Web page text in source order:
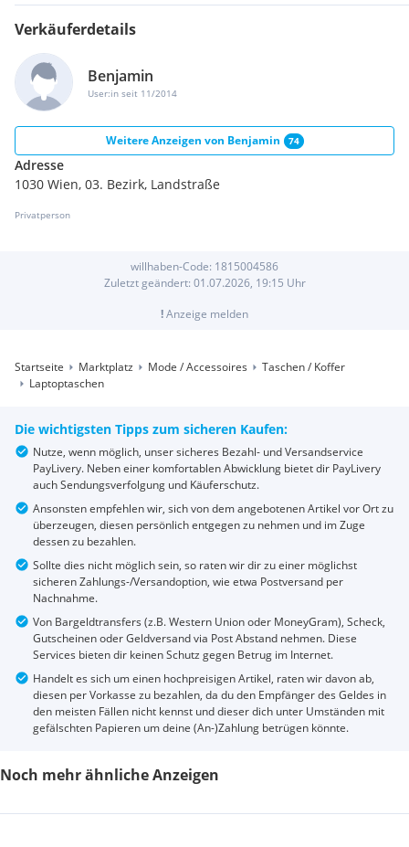
Verkäuferdetails
Benjamin
User:in seit 11/2014
Weitere Anzeigen von Benjamin 74
Adresse
1030 Wien, 03. Bezirk, Landstraße
Privatperson
willhaben-Code: 1815004586
Zuletzt geändert: 01.07.2026, 19:15 Uhr
!Anzeige melden
Startseite Marktplatz Mode / Accessoires
Taschen / Koffer
Laptoptaschen
Die wichtigsten Tipps zum sicheren Kaufen:
Nutze, wenn möglich, unser sicheres Bezahl- und Versandservice
PayLivery. Neben einer komfortablen Abwicklung bietet dir PayLivery
auch Sendungsverfolgung und Käuferschutz.
Ansonsten empfehlen wir, sich von dem angebotenen Artikel vor Ort zu
überzeugen, diesen persönlich entgegen zu nehmen und im Zuge
dessen zu bezahlen.
Sollte dies nicht möglich sein, so raten wir dir zu einer möglichst
sicheren Zahlungs-/Versandoption, wie etwa Postversand per
Nachnahme.
Von Bargeldtransfers (z.B. Western Union oder MoneyGram), Scheck,
Gutscheinen oder Geldversand via Post Abstand nehmen. Diese
Services bieten dir keinen Schutz gegen Betrug im Internet.
Handelt es sich um einen hochpreisigen Artikel, raten wir davon ab,
diesen per Vorkasse zu bezahlen, da du den Empfänger des Geldes in
den meisten Fällen nicht kennst und dieser dich unter Umständen mit
gefälschten Papieren um deine (An-)Zahlung betrügen könnte.
Noch mehr ähnliche Anzeigen